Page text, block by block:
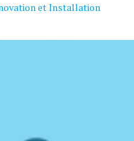
et Installation